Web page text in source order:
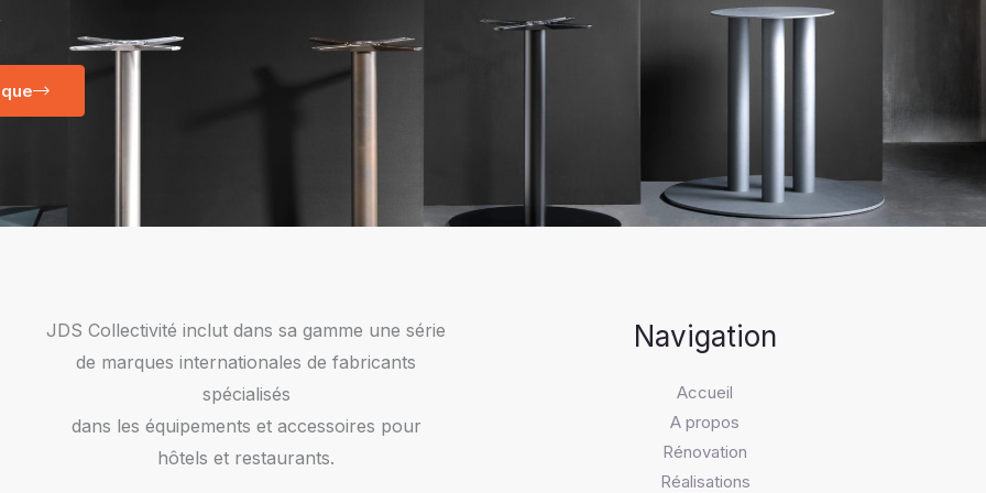
JDS Collectivité inclut dans sa gamme une série
de marques internationales de fabricants
spécialisés
dans les équipements et accessoires pour
hôtels et restaurants.
Navigation
Accueil
A propos
Rénovation
Réalisations